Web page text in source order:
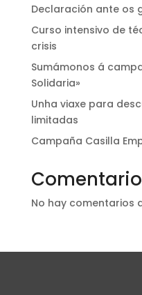
Declaración ante os
Curso intensivo de
crisis
Sumámonos á
Solidaria»
Unha viaxe para
limitadas
Campaña Casilla
No hay comentarios